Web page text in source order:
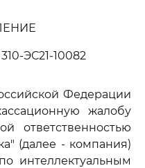
ЭС21-10082
Федерации
жалобу
ответственностью
(далее - компания)
интеллектуальным